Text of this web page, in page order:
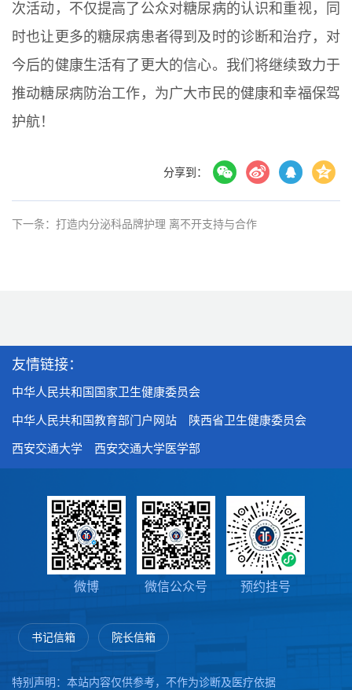
次活动，不仅提高了公众对糖尿病的认识和重视，同
时也让更多的糖尿病患者得到及时的诊断和治疗，对
今后的健康生活有了更大的信心。我们将继续致力于
推动糖尿病防治工作，为广大市民的健康和幸福保驾
护航！
分享到：
下一条：打造内分泌科品牌护理 离不开支持与合作
友情链接：
中华人民共和国国家卫生健康委员会
中华人民共和国教育部门户网站 陕西省卫生健康委员会
西安交通大学 西安交通大学医学部
微博 微信公众号 预约挂号
书记信箱 院长信箱
特别声明：本站内容仅供参考，不作为诊断及医疗依据